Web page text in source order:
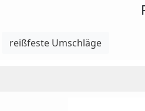
reißfeste Umschläge